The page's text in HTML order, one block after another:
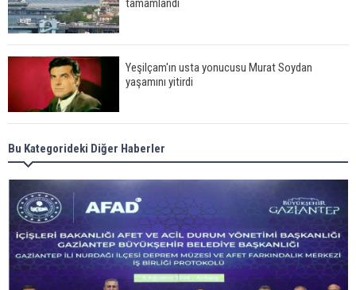
tamamlandı
Yeşilçam'ın usta yonucusu Murat Soydan
yaşamını yitirdi
Meral Akşener ile Müsavat Dervişoğlu cenazede
görüntülendi
29 Mayıs okullar tatil mi?
Bu Kategorideki Diğer Haberler